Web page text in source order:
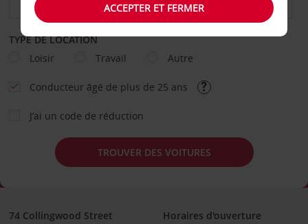
TYPE DE LOCATION
Loisir
Travail Autre
Conducteur âgé de plus de 25 ans
J’ai un code de réduction
TROUVER DES VOITURES
74 Collingwood Street
Horaires d'ouverture
ACCEPTER ET FERMER